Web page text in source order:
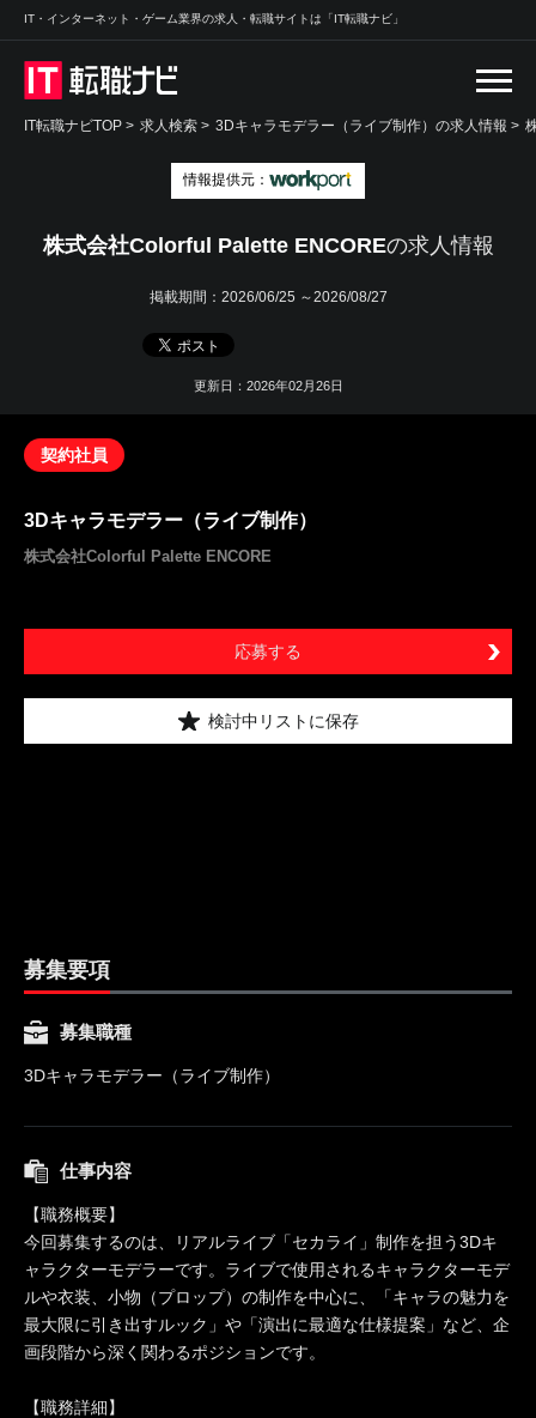
IT・インターネット・ゲーム業界の求人・転職サイトは「IT転職ナビ」
IT転職ナビTOP > 求人検索 > 3Dキャラモデラー（ライブ制作）の求人情報 >
情報提供元：
株式会社Colorful Palette ENCOREの求人情報
掲載期間： 2026/06/25 ～2026/08/27
更新日：2026年02月26日
契約社員
3Dキャラモデラー（ライブ制作）
株式会社Colorful Palette ENCORE
応募する
検討中リストに保存
募集要項
募集職種
3Dキャラモデラー（ライブ制作）
仕事内容
【職務概要】
今回募集するのは、リアルライブ「セカライ」制作を担う3Dキ
ャラクターモデラーです。ライブで使用されるキャラクターモデ
ルや衣装、小物（プロップ）の制作を中心に、「キャラの魅力を
最大限に引き出すルック」や「演出に最適な仕様提案」など、企
画段階から深く関わるポジションです。
【職務詳細】